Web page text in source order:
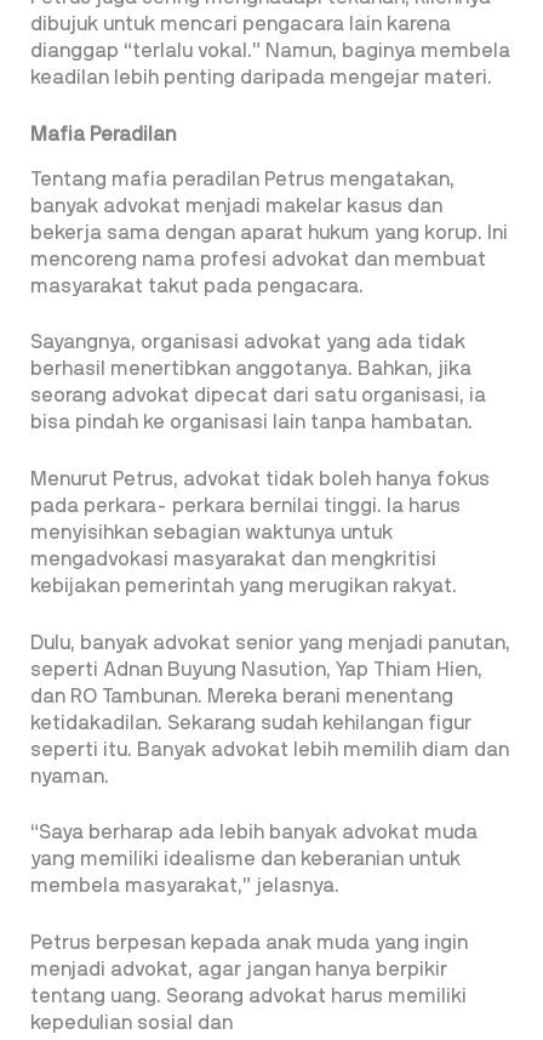
dibujuk untuk mencari pengacara lain karena
dianggap “terlalu vokal.” Namun, baginya membela
keadilan lebih penting daripada mengejar materi.
Mafia Peradilan
Tentang mafia peradilan Petrus mengatakan,
banyak advokat menjadi makelar kasus dan
bekerja sama dengan aparat hukum yang korup. Ini
mencoreng nama profesi advokat dan membuat
masyarakat takut pada pengacara.
Sayangnya, organisasi advokat yang ada tidak
berhasil menertibkan anggotanya. Bahkan, jika
seorang advokat dipecat dari satu organisasi, ia
bisa pindah ke organisasi lain tanpa hambatan.
Menurut Petrus, advokat tidak boleh hanya fokus
pada perkara- perkara bernilai tinggi. Ia harus
menyisihkan sebagian waktunya untuk
mengadvokasi masyarakat dan mengkritisi
kebijakan pemerintah yang merugikan rakyat.
Dulu, banyak advokat senior yang menjadi panutan,
seperti Adnan Buyung Nasution, Yap Thiam Hien,
dan RO Tambunan. Mereka berani menentang
ketidakadilan. Sekarang sudah kehilangan figur
seperti itu. Banyak advokat lebih memilih diam dan
nyaman.
“Saya berharap ada lebih banyak advokat muda
yang memiliki idealisme dan keberanian untuk
membela masyarakat,” jelasnya.
Petrus berpesan kepada anak muda yang ingin
menjadi advokat, agar jangan hanya berpikir
tentang uang. Seorang advokat harus memiliki
kepedulian sosial dan